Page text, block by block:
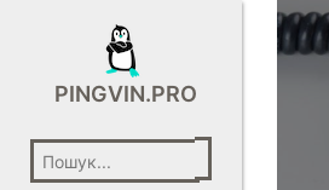
PINGVIN.PRO